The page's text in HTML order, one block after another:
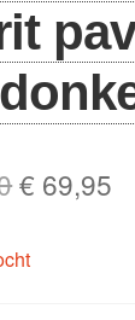
was:
€ 69,95